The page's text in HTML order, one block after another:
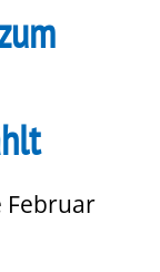
Februar